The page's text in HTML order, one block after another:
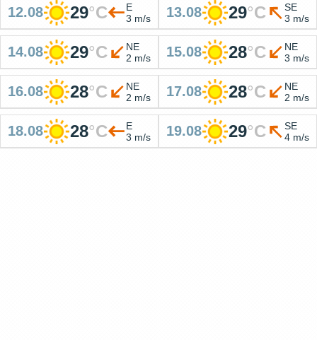
12.08 29°C
E
3 m/s
13.08 29°C
SE
3 m/s
14.08 29°C
NE
2 m/s
15.08 28°C
NE
3 m/s
16.08 28°C
NE
2 m/s
17.08 28°C
NE
2 m/s
18.08 28°C
E
3 m/s
19.08 29°C
SE
4 m/s